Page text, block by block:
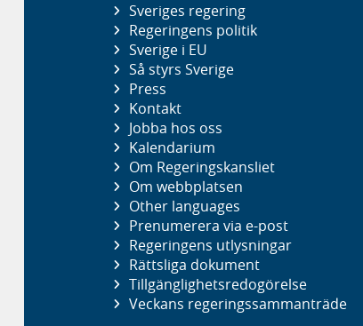
Sveriges regering
Regeringens politik
Sverige i EU
Så styrs Sverige
Press
Kontakt
Jobba hos oss
Kalendarium
Om Regeringskansliet
Om webbplatsen
Other languages
Prenumerera via e-post
Regeringens utlysningar
Rättsliga dokument
Tillgänglighetsredogörelse
Veckans regeringssammanträde